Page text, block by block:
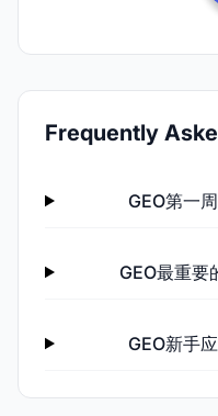
Frequently
GEO第一
GEO最重要
GEO新手